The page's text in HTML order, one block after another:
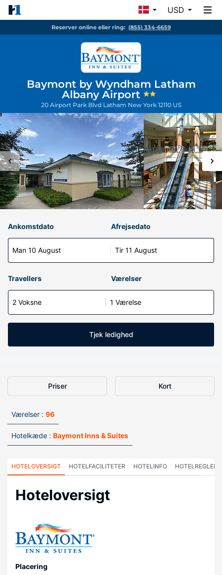
USD
Reserver online eller ring: (855) 334-6659
Baymont by Wyndham Latham
Albany Airport
20 Airport Park Blvd Latham New York 12110 US
Ankomstdato
Man 10 August
Afrejsedato
Tir 11 August
Travellers Værelser
2 Voksne 1 Værelse
Tjek ledighed
Priser Kort
Værelser : 96
Hotelkæde : Baymont Inns & Suites
HOTELOVERSIGT HOTELFACILITETER HOTELINFO HOTELREGLER
Hoteloversigt
Placering